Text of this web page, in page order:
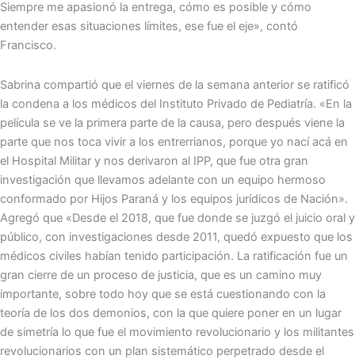
Siempre me apasionó la entrega, cómo es posible y cómo
entender esas situaciones límites, ese fue el eje», contó
Francisco.
Sabrina compartió que el viernes de la semana anterior se ratificó
la condena a los médicos del Instituto Privado de Pediatría. «En la
película se ve la primera parte de la causa, pero después viene la
parte que nos toca vivir a los entrerrianos, porque yo nací acá en
el Hospital Militar y nos derivaron al IPP, que fue otra gran
investigación que llevamos adelante con un equipo hermoso
conformado por Hijos Paraná y los equipos jurídicos de Nación».
Agregó que «Desde el 2018, que fue donde se juzgó el juicio oral y
público, con investigaciones desde 2011, quedó expuesto que los
médicos civiles habían tenido participación. La ratificación fue un
gran cierre de un proceso de justicia, que es un camino muy
importante, sobre todo hoy que se está cuestionando con la
teoría de los dos demonios, con la que quiere poner en un lugar
de simetría lo que fue el movimiento revolucionario y los militantes
revolucionarios con un plan sistemático perpetrado desde el